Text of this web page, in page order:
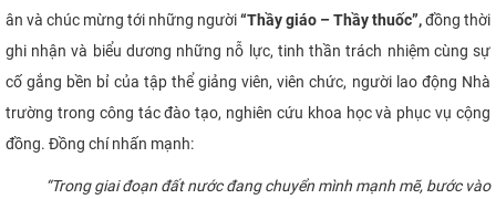
ân và chúc mừng tới những người“Thầy giáo – Thầy thuốc”,đồng thời
ghi nhận và biểu dương những nỗ lực, tinh thần trách nhiệm cùng sự
cố gắng bền bỉ của tập thể giảng viên, viên chức, người lao động Nhà
trường trong công tác đào tạo, nghiên cứu khoa học và phục vụ cộng
đồng. Đồng chí nhấn mạnh:
“Trong giai đoạn đất nước đang chuyển mình mạnh mẽ, bước vào